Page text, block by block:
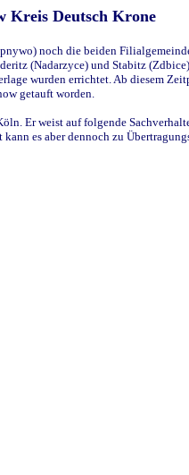
Kreis Deutsch Krone
noch die beiden
(Nadarzyce) und Stabitz
wurden errichtet. Ab diesem
getauft worden.
Er weist auf folgende
es aber dennoch zu